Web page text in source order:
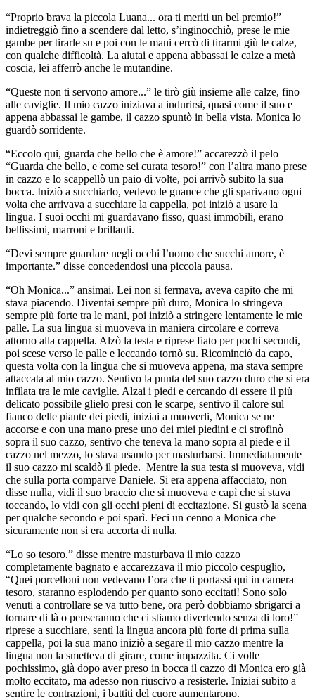
“Proprio brava la piccola Luana... ora ti meriti un bel premio!”
indietreggiò fino a scendere dal letto, s’inginocchiò, prese le mie
gambe per tirarle su e poi con le mani cercò di tirarmi giù le calze,
con qualche difficoltà. La aiutai e appena abbassai le calze a metà
coscia, lei afferrò anche le mutandine.
“Queste non ti servono amore...” le tirò giù insieme alle calze, fino
alle caviglie. Il mio cazzo iniziava a indurirsi, quasi come il suo e
appena abbassai le gambe, il cazzo spuntò in bella vista. Monica lo
guardò sorridente.
“Eccolo qui, guarda che bello che è amore!” accarezzò il pelo
“Guarda che bello, e come sei curata tesoro!” con l’altra mano prese
in cazzo e lo scappellò un paio di volte, poi arrivò subito la sua
bocca. Iniziò a succhiarlo, vedevo le guance che gli sparivano ogni
volta che arrivava a succhiare la cappella, poi iniziò a usare la
lingua. I suoi occhi mi guardavano fisso, quasi immobili, erano
bellissimi, marroni e brillanti.
“Devi sempre guardare negli occhi l’uomo che succhi amore, è
importante.” disse concedendosi una piccola pausa.
“Oh Monica...” ansimai. Lei non si fermava, aveva capito che mi
stava piacendo. Diventai sempre più duro, Monica lo stringeva
sempre più forte tra le mani, poi iniziò a stringere lentamente le mie
palle. La sua lingua si muoveva in maniera circolare e correva
attorno alla cappella. Alzò la testa e riprese fiato per pochi secondi,
poi scese verso le palle e leccando tornò su. Ricominciò da capo,
questa volta con la lingua che si muoveva appena, ma stava sempre
attaccata al mio cazzo. Sentivo la punta del suo cazzo duro che si era
infilata tra le mie caviglie. Alzai i piedi e cercando di essere il più
delicato possibile glielo presi con le scarpe, sentivo il calore sul
fianco delle piante dei piedi, iniziai a muoverli, Monica se ne
accorse e con una mano prese uno dei miei piedini e ci strofinò
sopra il suo cazzo, sentivo che teneva la mano sopra al piede e il
cazzo nel mezzo, lo stava usando per masturbarsi. Immediatamente
il suo cazzo mi scaldò il piede. Mentre la sua testa si muoveva, vidi
che sulla porta comparve Daniele. Si era appena affacciato, non
disse nulla, vidi il suo braccio che si muoveva e capì che si stava
toccando, lo vidi con gli occhi pieni di eccitazione. Si gustò la scena
per qualche secondo e poi sparì. Feci un cenno a Monica che
sicuramente non si era accorta di nulla.
“Lo so tesoro.” disse mentre masturbava il mio cazzo
completamente bagnato e accarezzava il mio piccolo cespuglio,
“Quei porcelloni non vedevano l’ora che ti portassi qui in camera
tesoro, staranno esplodendo per quanto sono eccitati! Sono solo
venuti a controllare se va tutto bene, ora però dobbiamo sbrigarci a
tornare di là o penseranno che ci stiamo divertendo senza di loro!”
riprese a succhiare, sentì la lingua ancora più forte di prima sulla
cappella, poi la sua mano iniziò a segare il mio cazzo mentre la
lingua non la smetteva di girare, come impazzita. Ci volle
pochissimo, già dopo aver preso in bocca il cazzo di Monica ero già
molto eccitato, ma adesso non riuscivo a resisterle. Iniziai subito a
sentire le contrazioni, i battiti del cuore aumentarono.